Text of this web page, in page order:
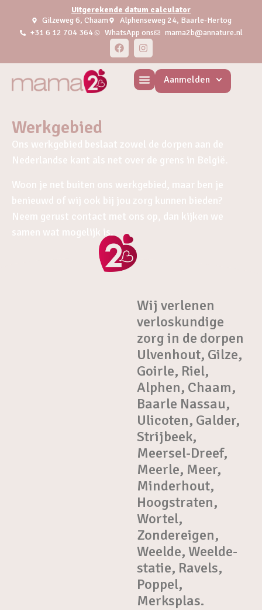
Uitgerekende datum calculator
Gilzeweg 6, Chaam
Alphenseweg 24, Baarle-Hertog
+31 6 12 704 364
WhatsApp ons mama2b@annature.nl
Aanmelden
Werkgebied
Ons werkgebied beslaat zowel de dorpen aan de
Nederlandse kant als net over de grens in België.
Woon je net buiten ons werkgebied, maar ben je
benieuwd of wij ook bij jou zorg kunnen bieden?
Neem gerust contact met ons op, dan kijken we
samen wat mogelijk is.
Wij verlenen
verloskundige
zorg in de dorpen
Ulvenhout, Gilze,
Goirle, Riel,
Alphen, Chaam,
Baarle Nassau,
Ulicoten, Galder,
Strijbeek,
Meersel-Dreef,
Meerle, Meer,
Minderhout,
Hoogstraten,
Wortel,
Zondereigen,
Weelde, Weelde-
statie, Ravels,
Poppel,
Merksplas.